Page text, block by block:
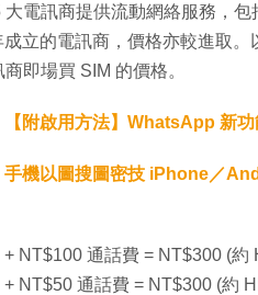
大電訊商提供流動網絡服務，
立的電訊商，價格亦較進取
即場買 SIM 的價格。
【附啟用方法】WhatsApp 新
手機以圖搜圖密技 iPhone／
+ NT$100 通話費 = NT$300 (約
+ NT$50 通話費 = NT$300 (約